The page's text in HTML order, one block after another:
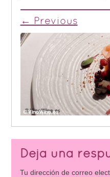
← Previous
Deja una
Tu dirección de correo